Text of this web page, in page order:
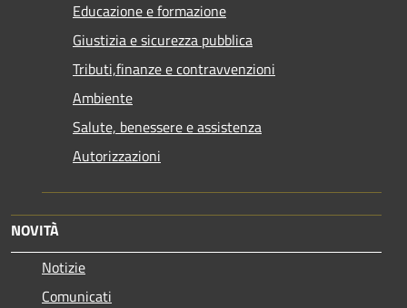
Educazione e formazione
Giustizia e sicurezza pubblica
Tributi,finanze e contravvenzioni
Ambiente
Salute, benessere e assistenza
Autorizzazioni
NOVITÀ
Notizie
Comunicati